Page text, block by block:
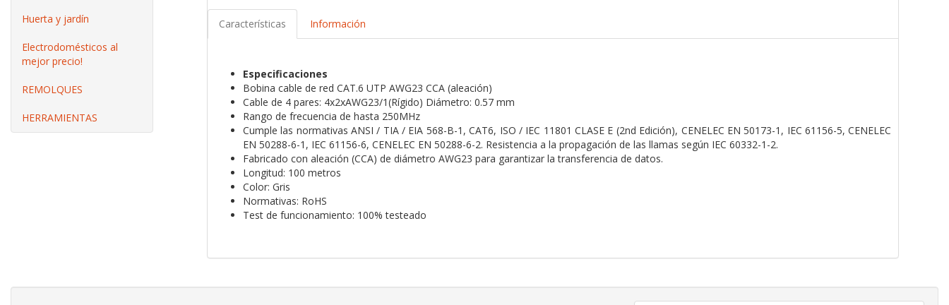
Huerta y jardín
Electrodomésticos al
mejor precio!
REMOLQUES
HERRAMIENTAS
Características Información
Especificaciones
Bobina cable de red CAT.6 UTP AWG23 CCA (aleación)
Cable de 4 pares: 4x2xAWG23/1(Rígido) Diámetro: 0.57 mm
Rango de frecuencia de hasta 250MHz
Cumple las normativas ANSI / TIA / EIA 568-B-1, CAT6, ISO / IEC 11801 CLASE E (2nd Edición), CENELEC EN 50173-1, IEC 61156-5, CENELEC
EN 50288-6-1, IEC 61156-6, CENELEC EN 50288-6-2. Resistencia a la propagación de las llamas según IEC 60332-1-2.
Fabricado con aleación (CCA) de diámetro AWG23 para garantizar la transferencia de datos.
Longitud: 100 metros
Color: Gris
Normativas: RoHS
Test de funcionamiento: 100% testeado